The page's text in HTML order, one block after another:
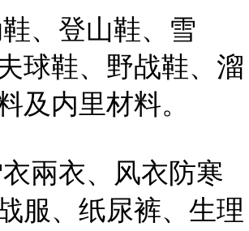
、登山鞋、雪
球鞋、野战鞋、溜
及内里材料。
兩衣、风衣防寒
服、纸尿裤、生理